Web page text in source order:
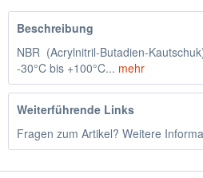
Beschreibung
NBR (Acrylnitril-Butadien-
-30°C bis +100°C... mehr
Weiterführende Links
Fragen zum Artikel? Weitere